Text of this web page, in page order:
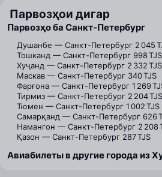
Парвозҳои дигар
Парвозҳо ба Санкт-Петербург
Душанбе — Санкт-Петербург 2 045
Тошканд — Санкт-Петербург 998 TJS
Хуҷанд — Санкт-Петербург 2 332 TJS
Маскав — Санкт-Петербург 340 TJS
Фарғона — Санкт-Петербург 1 269
Тирмиз — Санкт-Петербург 2 204 TJS
Тюмен — Санкт-Петербург 1 002 TJS
Самарқанд — Санкт-Петербург 626
Намангон — Санкт-Петербург 2 208
Қазон — Санкт-Петербург 287 TJS
Авиабилеты в другие города из